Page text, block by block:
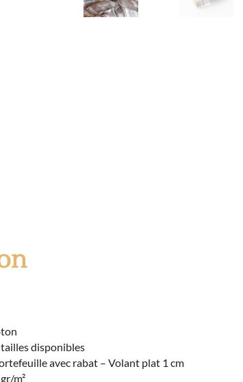
disponibles
avec rabat – Volant plat 1 cm
m²